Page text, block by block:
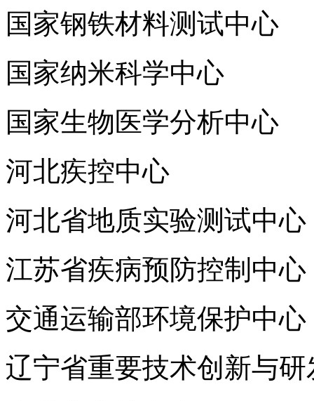
国家钢铁材料测试中心
国家纳米科学中心
国家生物医学分析中心
河北疾控中心
河北省地质实验测试中心
江苏省疾病预防控制中
交通运输部环境保护中心
辽宁省重要技术创新与